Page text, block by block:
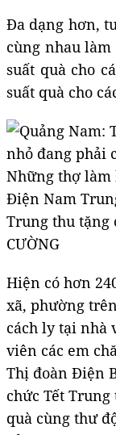
Đa dạng hơn,
cùng nhau
suất quà cho
suất quà cho
Những thợ làm
Điện Nam
Trung thu tặng
CƯỜNG
Hiện có hơn
xã, phường
cách ly tại nhà
viên các em
Thị đoàn Điện
chức Tết
quà cùng thư